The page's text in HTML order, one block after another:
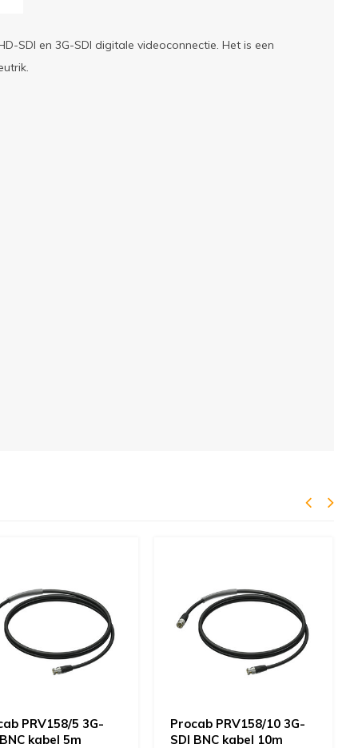
SDI en 3G-SDI digitale videoconnectie. Het is een
PRV158/5 3G-
kabel 5m
Procab PRV158/10 3G-
SDI BNC kabel 10m